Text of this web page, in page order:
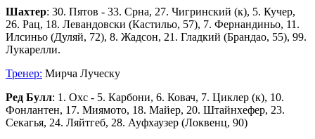
Шахтер: 30. Пятов - 33. Срна, 27. Чигринский (к), 5. Кучер,
26. Рац, 18. Левандовски (Кастильо, 57), 7. Фернандиньо, 11.
Илсиньо (Дуляй, 72), 8. Жадсон, 21. Гладкий (Брандао, 55), 99.
Лукарелли.
Тренер: Мирча Луческу
Ред Булл: 1. Охс - 5. Карбони, 6. Ковач, 7. Циклер (к), 10.
Фонлантен, 17. Миямото, 18. Майер, 20. Штайнхефер, 23.
Секагья, 24. Ляйтгеб, 28. Ауфхаузер (Локвенц, 90)